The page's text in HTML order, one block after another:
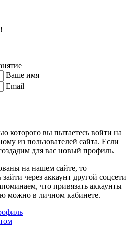
Ваше имя
Email
которого вы пытаетесь войти на
для вас новый профиль.
на нашем сайте, то
через аккаунт другой соцсети
что привязать аккаунты
ваших соцсетей к профилю можно в личном кабинете.